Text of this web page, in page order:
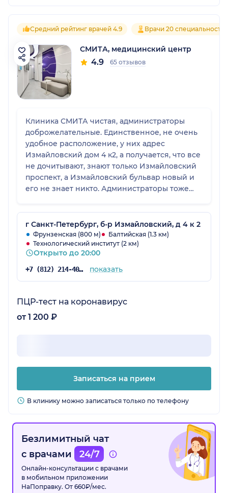
Средний рейтинг врачей 4.9 Врачи 20
СМИТА, медицинский центр
4.9 65 отзывов
Клиника СМИТА чистая, администраторы
доброжелательные. Единственное, не очень
удобное расположение, у них адрес
Измайловский дом 4 к2, а получается, что все
не дочитывают, знают только Измайловский
проспект, а Измайловский бульвар новый и
его не знает никто. Администраторы тоже
г Санкт-Петербург, б-р Измайловский, д 4 к 2
Фрунзенская (800 м)
Балтийская (1.3 км)
Технологический институт (2 км)
Открыто до 20:00
+7 (812) 214-40-51 показать
ПЦР-тест на коронавирус
от 1 200 ₽
Записаться на прием
В клинику можно записаться только по телефону
Безлимитный чат
с врачами
24/7
Онлайн-консультации с врачами
в мобильном приложении
НаПоправку. От 660₽/мес.